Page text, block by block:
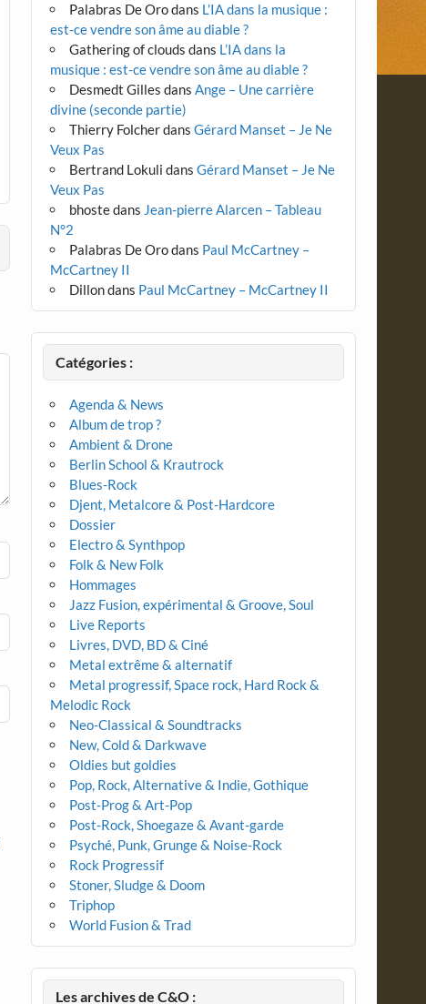
Palabras De Orodans L’IA dans la musique :
est-ce vendre son âme au diable ?
Gathering of clouds dans L’IA dans la
musique : est-ce vendre son âme au diable ?
Desmedt Gilles dansAnge – Une carrière
divine (seconde partie)
Thierry FolcherdansGérard Manset – Je Ne
Veux Pas
Bertrand Lokuli dansGérard Manset – Je Ne
Veux Pas
bhostedans Jean-pierre Alarcen – Tableau
N°2
Palabras De Orodans Paul McCartney –
McCartney II
Dillondans Paul McCartney – McCartney II
Catégories :
Agenda & News
Album de trop ?
Ambient & Drone
Berlin School & Krautrock
Blues-Rock
Djent, Metalcore & Post-Hardcore
Dossier
Electro & Synthpop
Folk & New Folk
Hommages
Jazz Fusion, expérimental & Groove, Soul
Live Reports
Livres, DVD, BD & Ciné
Metal extrême & alternatif
Metal progressif, Space rock, Hard Rock &
Melodic Rock
Neo-Classical & Soundtracks
New, Cold & Darkwave
Oldies but goldies
Pop, Rock, Alternative & Indie, Gothique
Post-Prog & Art-Pop
Post-Rock, Shoegaze & Avant-garde
Psyché, Punk, Grunge & Noise-Rock
Rock Progressif
Stoner, Sludge & Doom
Triphop
World Fusion & Trad
Les archives de C&O :